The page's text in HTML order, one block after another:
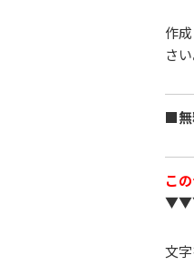
作
さい
■
こ
文